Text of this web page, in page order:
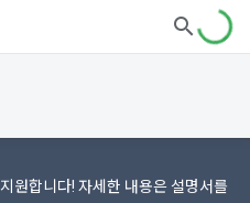
지원합니다! 자세한 내용은 설명서를